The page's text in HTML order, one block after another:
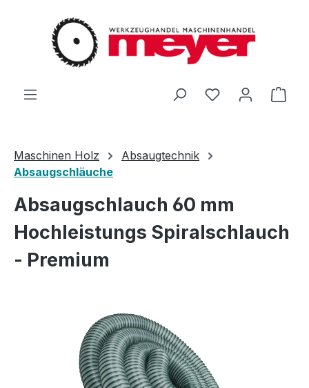
Zum Hauptinhalt springen
Du hast 0
Maschinen Holz
Absaugtechnik
Absaugschläuche
Absaugschlauch 60 mm
Hochleistungs Spiralschlauch
- Premium